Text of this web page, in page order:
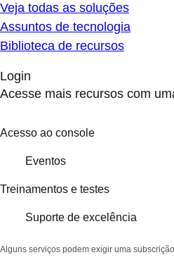
Veja todas as soluções
Assuntos de tecnologia
Biblioteca de recursos
Login
Acesse mais recursos com
Acesso ao console
Eventos
Treinamentos e testes
Suporte de excelência
Alguns serviços podem exigir uma